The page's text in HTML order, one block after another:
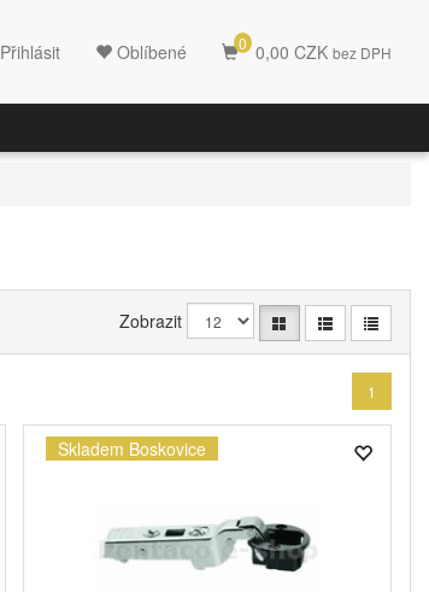
Oblíbené 0 0,00 CZK bez DPH
Přihlásit
Zobrazit
1
Skladem Boskovice